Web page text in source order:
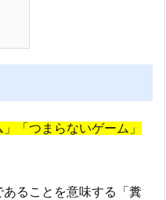
」「つまらないゲーム」
ることを意味する「糞